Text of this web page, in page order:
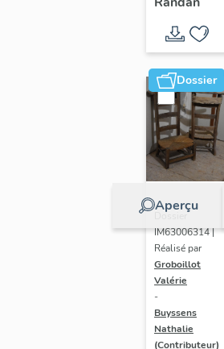
prière de
Marie-
Amélie "
Dossier
Aperçu
Dossier
IM63006314 |
Réalisé par
Groboillot
Valérie
-
Buyssens
Nathalie
(Contributeur)